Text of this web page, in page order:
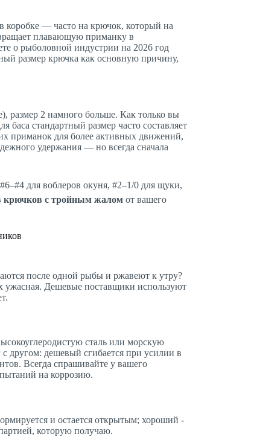
коробке — часто на крючок, который на
плавающую приманку в
о рыболовной индустрии на 2026 год
размер крючка как основную причину,
размер 2 намного больше. Как только вы
баса стандартный размер часто составляет
приманок для более активных движений,
удержания — но всегда сначала
для воблеров окуня, #2–1/0 для щуки,
крючков с тройным жалом от вашего
после одной рыбы и ржавеют к утру?
Дешевые поставщики используют
сталь или морскую
другом: дешевый сгибается при усилии в
Всегда спрашивайте у вашего
на коррозию.
и остается открытым; хороший -
которую получаю.